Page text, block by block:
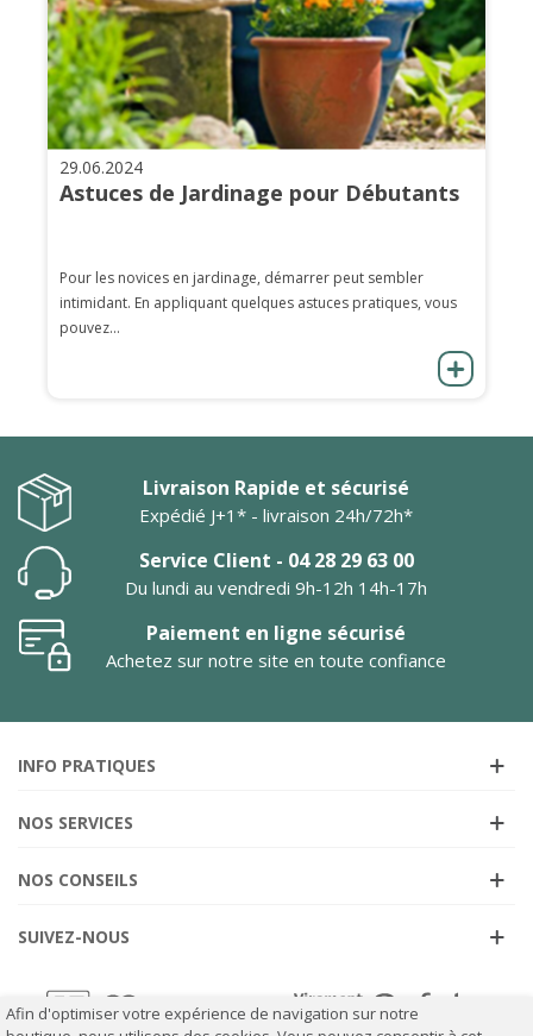
29.06.2024
Astuces de Jardinage pour Débutants
Pour les novices en jardinage, démarrer peut sembler
intimidant. En appliquant quelques astuces pratiques, vous
pouvez...
Livraison Rapide et sécurisé
Expédié J+1* - livraison 24h/72h*
Service Client - 04 28 29 63 00
Du lundi au vendredi 9h-12h 14h-17h
Paiement en ligne sécurisé
Achetez sur notre site en toute confiance
INFO PRATIQUES
NOS SERVICES
NOS CONSEILS
SUIVEZ-NOUS
Afin d'optimiser votre expérience de navigation sur notre